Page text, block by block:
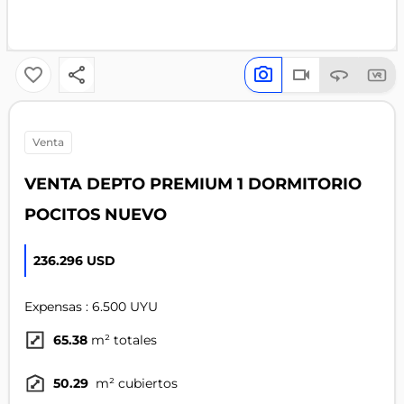
venta
VENTA DEPTO PREMIUM 1 DORMITORIO
POCITOS NUEVO
236.296 USD
Expensas : 6.500 UYU
65.38 m² totales
50.29 m² cubiertos